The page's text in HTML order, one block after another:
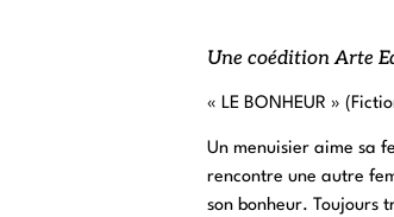
Une coédition Arte
« LE BONHEUR »
Un menuisier aime sa
rencontre une autre
son bonheur. Toujours